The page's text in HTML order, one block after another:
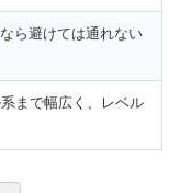
ら避けては通れない
まで幅広く、レベル